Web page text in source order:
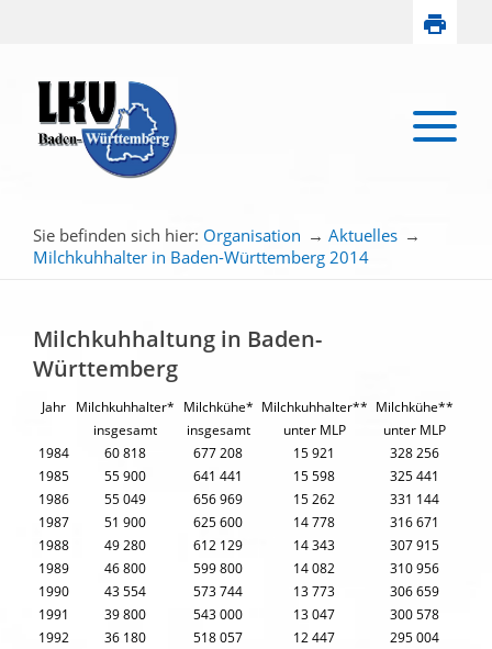
Sie befinden sich hier: Organisation → Aktuelles →
Milchkuhhalter in Baden-Württemberg 2014
Milchkuhhaltung in Baden-
Württemberg
Jahr Milchkuhhalter* Milchkühe* Milchkuhhalter** Milchkühe**
insgesamt
insgesamt unter MLP
unter MLP
1984
60 818 677 208 15 921
328 256
1985
55 900 641 441 15 598
325 441
1986
55 049 656 969 15 262
331 144
1987
51 900 625 600 14 778
316 671
1988
49 280 612 129 14 343
307 915
1989
46 800 599 800 14 082
310 956
1990
43 554 573 744 13 773
306 659
1991
39 800 543 000 13 047
300 578
1992
36 180 518 057 12 447
295 004